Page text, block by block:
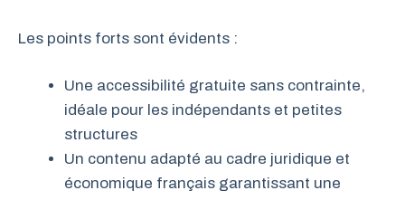
Les points forts sont évidents :
Une accessibilité gratuite sans contrainte,
idéale pour les indépendants et petites
structures
Un contenu adapté au cadre juridique et
économique français garantissant une